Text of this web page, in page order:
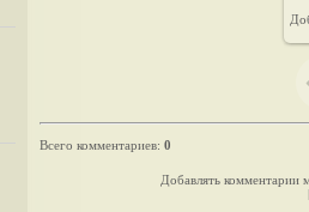
Всего комментариев: 0
Добавлять комментарии